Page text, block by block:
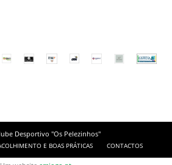
Desportivo "Os Pelezinhos"
E BOAS PRÁTICAS CONTACTOS